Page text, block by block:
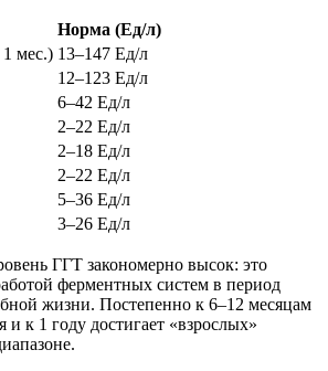
Норма (Ед/л)
мес.) 13–147 Ед/л
12–123 Ед/л
6–42 Ед/л
2–22 Ед/л
2–18 Ед/л
2–22 Ед/л
5–36 Ед/л
3–26 Ед/л
ГГТ закономерно высок: это
ферментных систем в период
жизни. Постепенно к 6–12 месяцам
и к 1 году достигает «взрослых»